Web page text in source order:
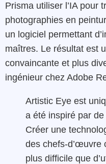
Prisma utiliser l’IA pour
photographies en
un logiciel permettant
maîtres. Le résultat est
convaincante et plus
ingénieur chez Adobe
Artistic Eye est
a été inspiré par
Créer une
des chefs-d’œuvre
plus difficile que